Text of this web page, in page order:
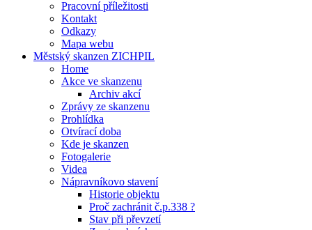
Pracovní příležitosti
Kontakt
Odkazy
Mapa webu
Městský skanzen ZICHPIL
Home
Akce ve skanzenu
Archiv akcí
Zprávy ze skanzenu
Prohlídka
Otvírací doba
Kde je skanzen
Fotogalerie
Videa
Nápravníkovo stavení
Historie objektu
Proč zachránit č.p.338 ?
Stav při převzetí